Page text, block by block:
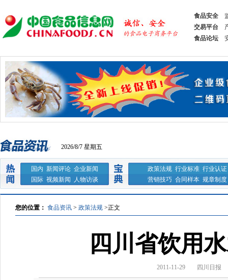
食品安全
交易平台
食品论坛
2026/8/7 星期五
国内 新闻评论 企业新闻 政策法规 行业标准 行业认证
国际 视频新闻 人物访谈 营销技巧 合同样本 规章制度
您的位置： 食品资讯 > 政策法规 >正文
四川省饮用
2011-11-29 四川日报